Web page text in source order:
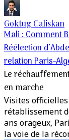
Goktug Caliskan
Mali : Comment
Réélection
relation Paris-
Le
en marche
Visites
rétablissement
ans orageux,
la voie de la